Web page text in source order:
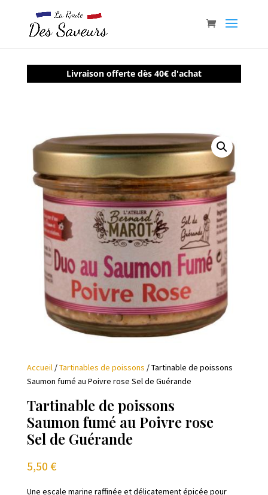
Livraison offerte dès 40€ d'achat
Accueil/Tartinables de poissons / Tartinable de poissons
Saumon fumé au Poivre rose Sel de Guérande
Tartinable de poissons
Saumon fumé au Poivre rose
Sel de Guérande
5,50 €
Une escale marine raffinée et délicatement épicée pour